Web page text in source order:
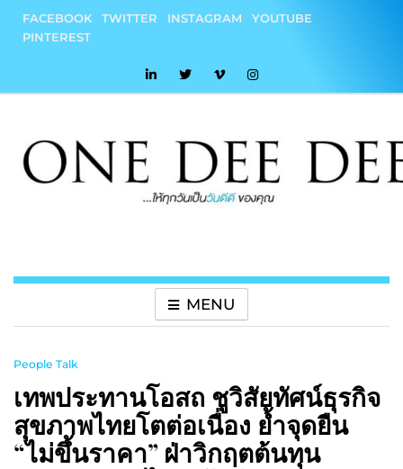
content
FACEBOOK TWITTER INSTAGRAM
YOUTUBE
PINTEREST
MENU
People Talk
เทพประทานโอสถ ชูวิสัยทัศน์ธุรกิจ
สุขภาพไทยโตต่อเนื่อง ย้ำจุดยืน
“ไม่ขึ้นราคา” ฝ่าวิกฤตต้นทุน